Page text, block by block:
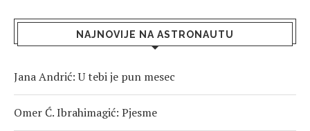
NAJNOVIJE NA ASTRONAUTU
Jana Andrić: U tebi je pun mesec
Omer Ć. Ibrahimagić: Pjesme